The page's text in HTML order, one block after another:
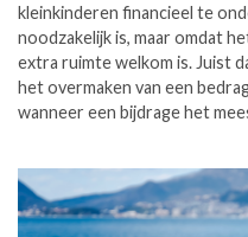
kleinkinderen financieel te
noodzakelijk is, maar omdat
extra ruimte welkom is. Juist
het overmaken van een
wanneer een bijdrage het